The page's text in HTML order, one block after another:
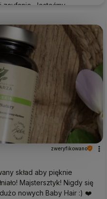
zaufanie. Jesteśmy
zweryfikowano
skład aby pięknie
Majstersztyk! Nigdy się
nowych Baby Hair :) ❤️